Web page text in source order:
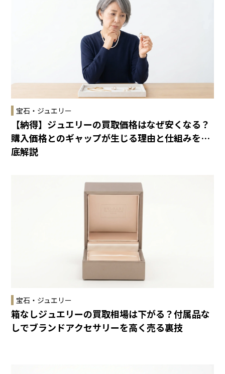
宝石・ジュエリー
【納得】ジュエリーの買取価格はなぜ安くなる？
購入価格とのギャップが生じる理由と仕組みを徹
底解説
宝石・ジュエリー
箱なしジュエリーの買取相場は下がる？付属品な
しでブランドアクセサリーを高く売る裏技